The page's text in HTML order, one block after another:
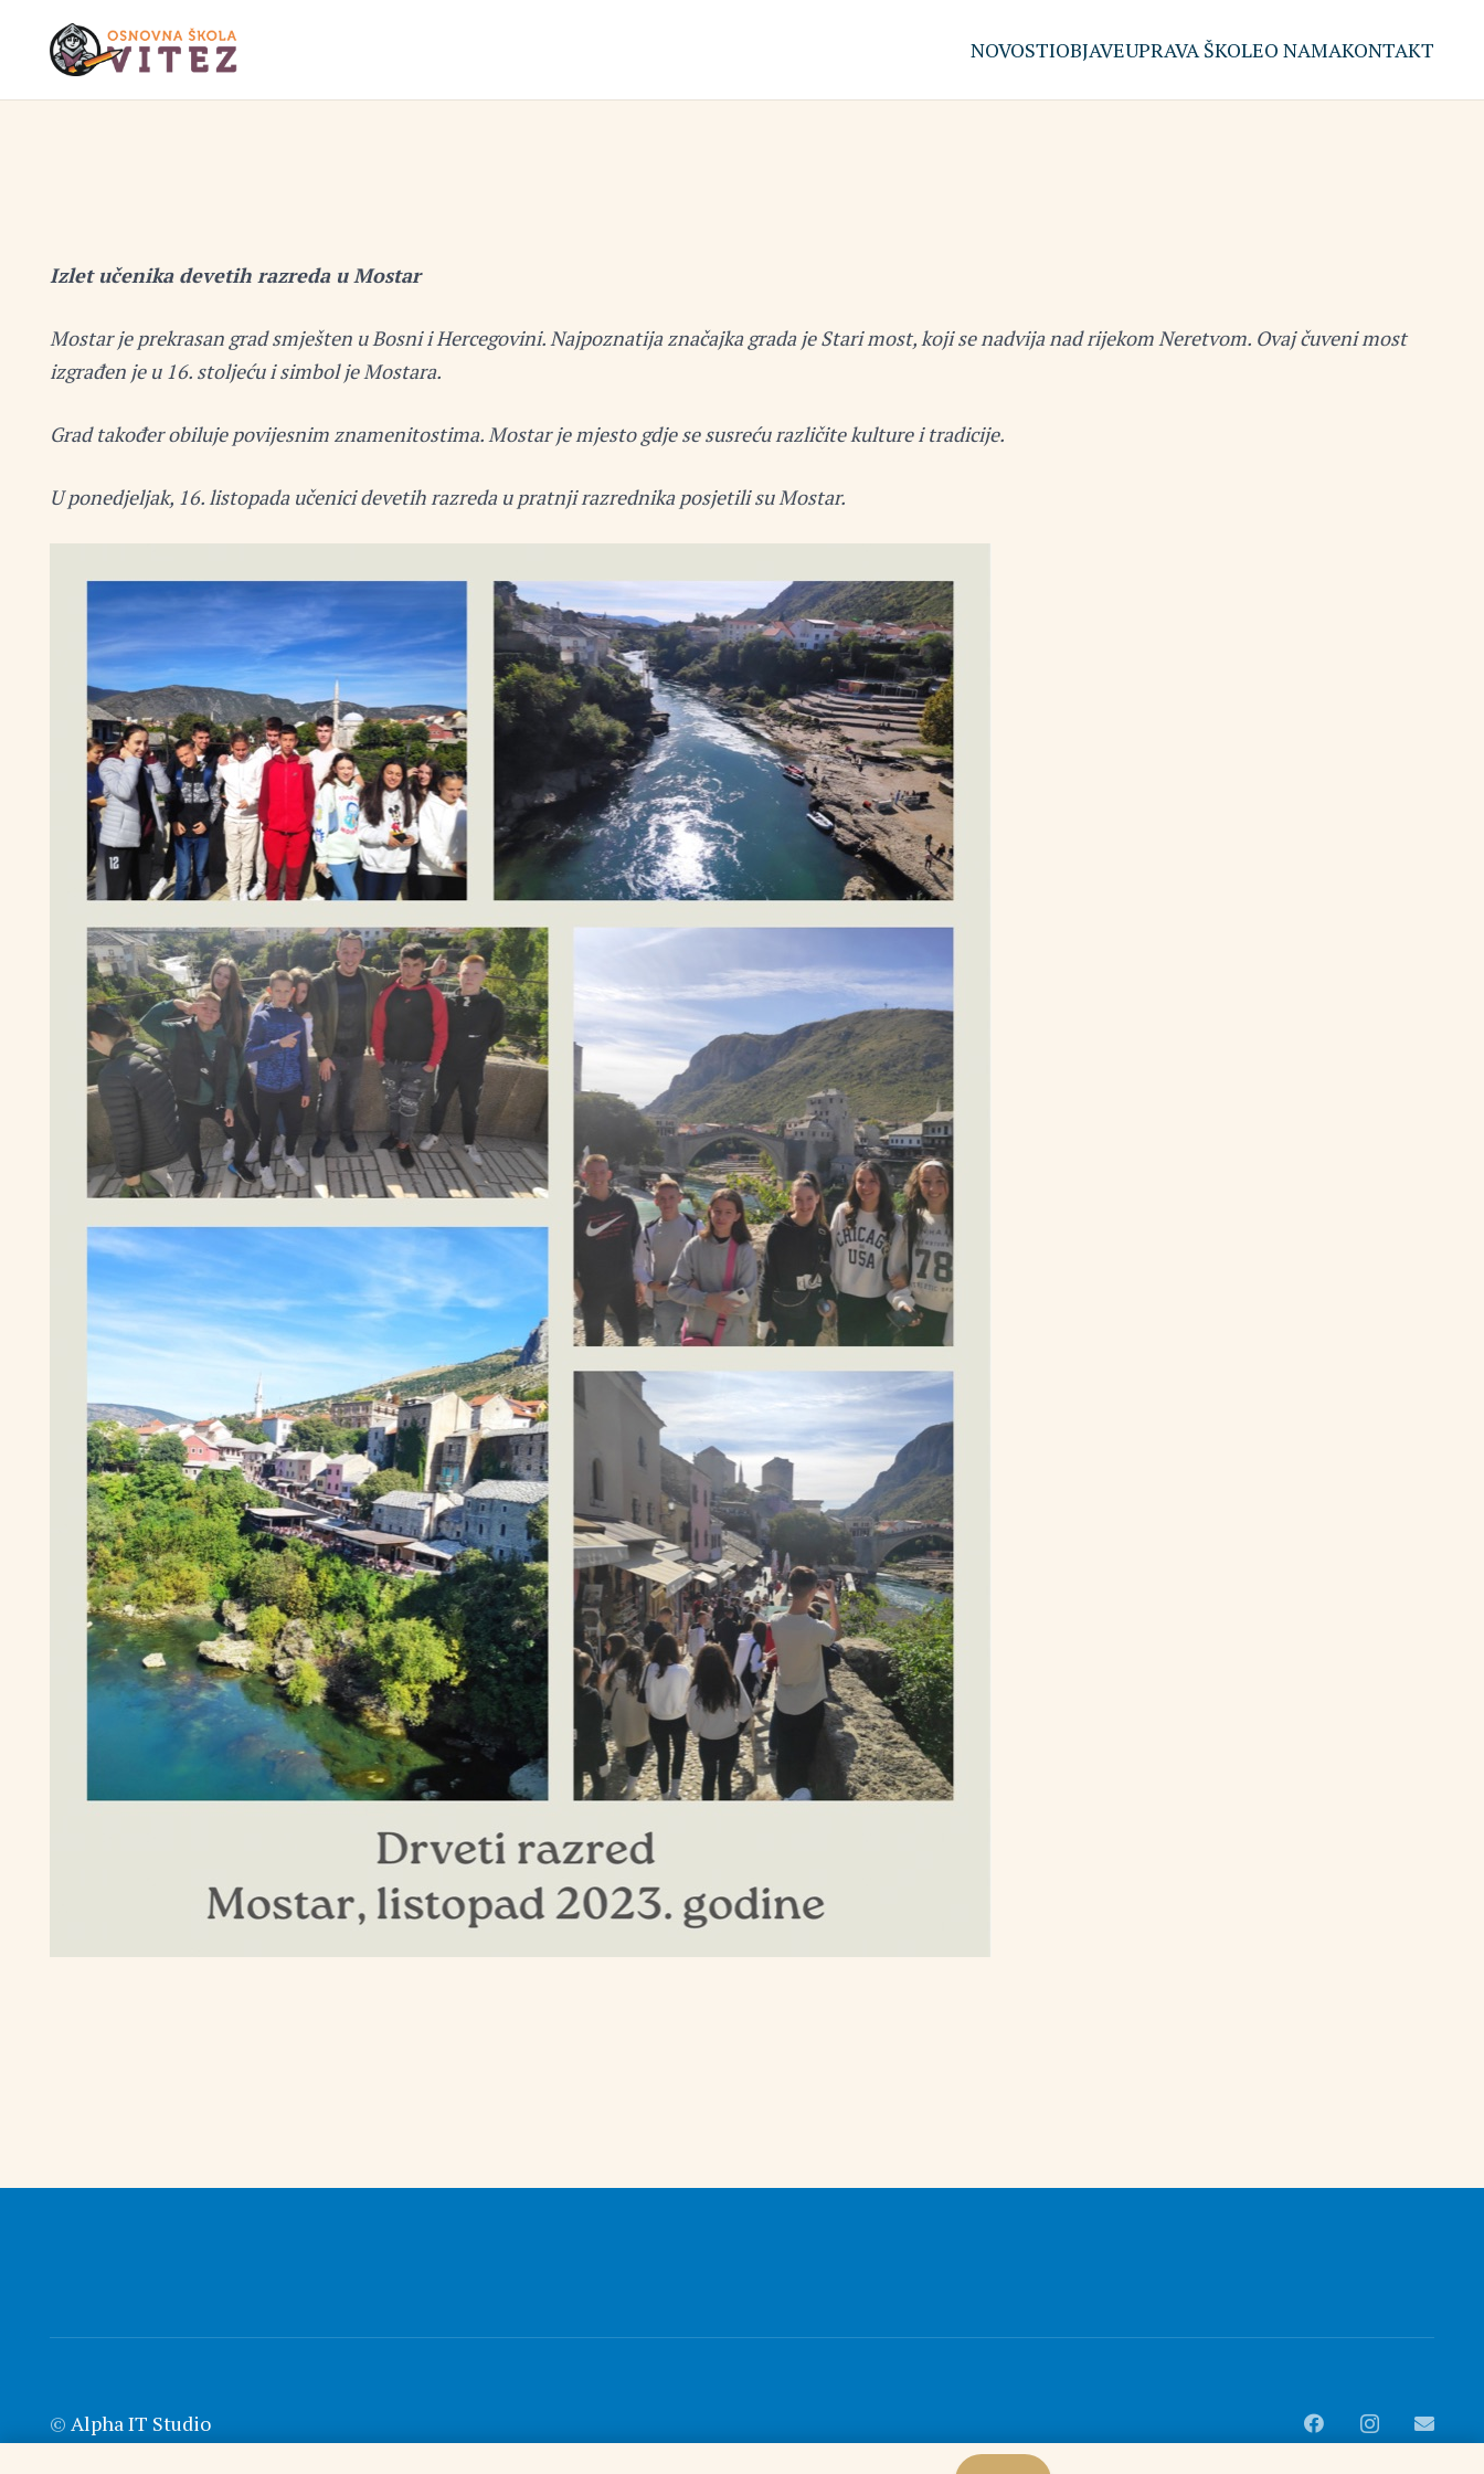
NOVOSTIOBJAVEUPRAVA ŠKOLEO NAMAKONTAKT
Izlet učenika devetih razreda u Mostar
Mostar je prekrasan grad smješten u Bosni i Hercegovini. Najpoznatija značajka grada je Stari most, koji se nadvija nad rijekom Neretvom. Ovaj čuveni most
izgrađen je u 16. stoljeću i simbol je Mostara.
Grad također obiluje povijesnim znamenitostima. Mostar je mjesto gdje se susreću različite kulture i tradicije.
U ponedjeljak, 16. listopada učenici devetih razreda u pratnji razrednika posjetili su Mostar.
© Alpha IT Studio